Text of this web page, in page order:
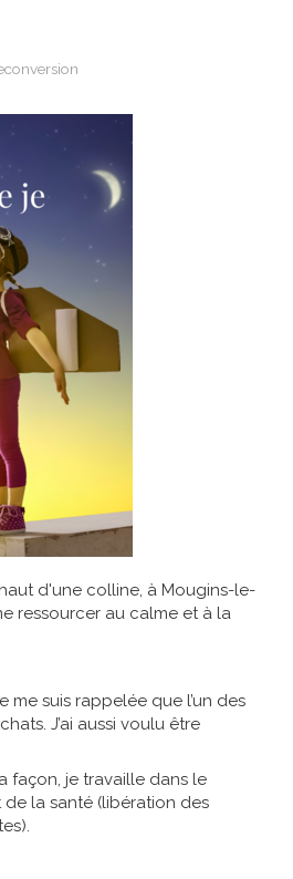
d'une colline, à Mougins-le-
ressourcer au calme et à la
me suis rappelée que l’un des
J’ai aussi voulu être
façon, je travaille dans le
la santé (libération des